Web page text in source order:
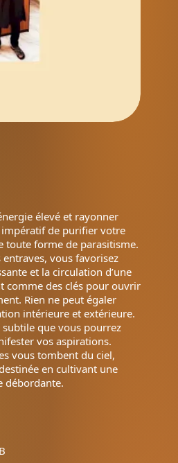
élevé et rayonner
impératif de purifier votre
toute forme de parasitisme.
vous favorisez
et la circulation d’une
comme des clés pour ouvrir
Rien ne peut égaler
intérieure et extérieure.
subtile que vous pourrez
vos aspirations.
vous tombent du ciel,
en cultivant une
débordante.